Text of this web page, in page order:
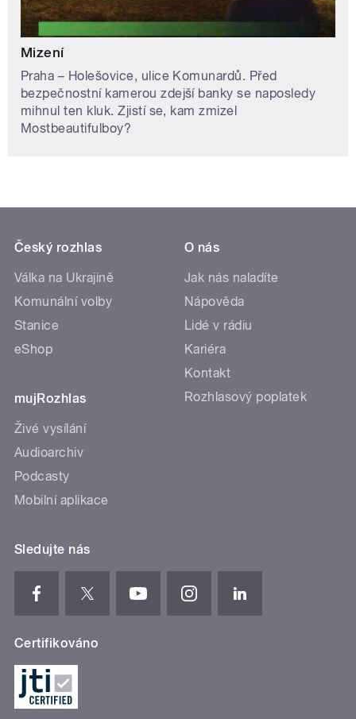
Mizení
Praha – Holešovice, ulice Komunardů. Před
bezpečnostní kamerou zdejší banky se naposledy
mihnul ten kluk. Zjistí se, kam zmizel
Mostbeautifulboy?
Český rozhlas
Válka na Ukrajině
Komunální volby
Stanice
eShop
mujRozhlas
Živé vysílání
Audioarchiv
Podcasty
Mobilní aplikace
O nás
Jak nás naladíte
Nápověda
Lidé v rádiu
Kariéra
Kontakt
Rozhlasový poplatek
Sledujte nás
Certifikováno